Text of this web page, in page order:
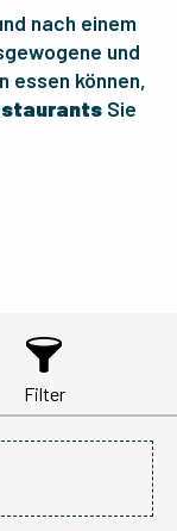
nach einem
und
essen können,
Sie
Filter